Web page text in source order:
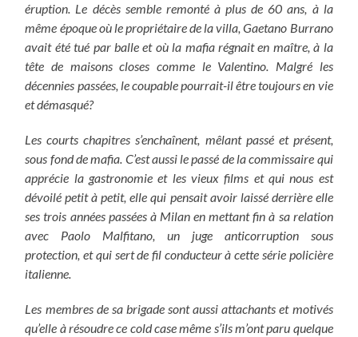
éruption. Le décès semble remonté à plus de 60 ans, à la
même époque où le propriétaire de la villa, Gaetano Burrano
avait été tué par balle et où la mafia régnait en maître, à la
tête de maisons closes comme le Valentino. Malgré les
décennies passées, le coupable pourrait-il être toujours en vie
et démasqué?
Les courts chapitres s’enchaînent, mêlant passé et présent,
sous fond de mafia. C’est aussi le passé de la commissaire qui
apprécie la gastronomie et les vieux films et qui nous est
dévoilé petit à petit, elle qui pensait avoir laissé derrière elle
ses trois années passées à Milan en mettant fin à sa relation
avec Paolo Malfitano, un juge anticorruption sous
protection, et qui sert de fil conducteur à cette série policière
italienne.
Les membres de sa brigade sont aussi attachants et motivés
qu’elle à résoudre ce cold case même s’ils m’ont paru quelque